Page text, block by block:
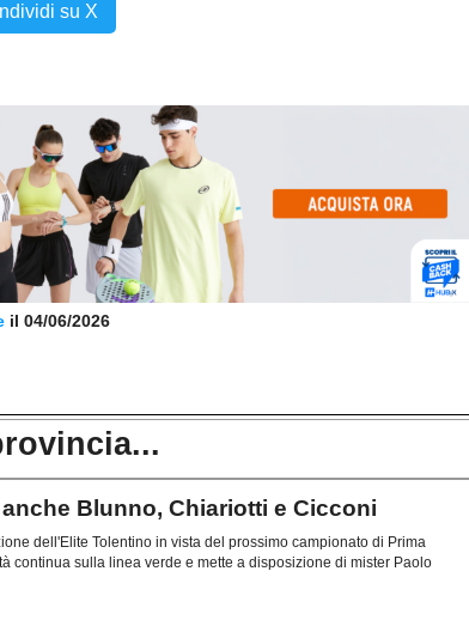
su X
il 04/06/2026
anche Blunno, Chiariotti e Cicconi
dell'Elite Tolentino in vista del prossimo campionato di Prima
continua sulla linea verde e mette a disposizione di mister Paolo